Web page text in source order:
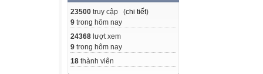
23500 truy cập (chi tiết)
9 trong hôm nay
24368 lượt xem
9 trong hôm nay
18 thành viên